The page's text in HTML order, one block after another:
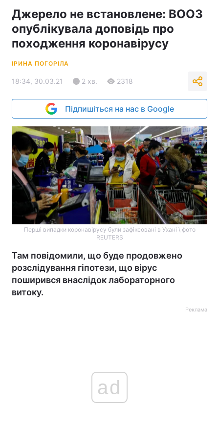
Джерело не встановлене: ВООЗ
опублікувала доповідь про
походження коронавірусу
ІРИНА ПОГОРІЛА
18:34, 30.03.21 2 хв. 2318
Підпишіться на нас в Google
Перші випадки коронавірусу були зафіксовані в Ухані \ фото
REUTERS
Там повідомили, що буде продовжено
розслідування гіпотези, що вірус
поширився внаслідок лабораторного
витоку.
Реклама
ad